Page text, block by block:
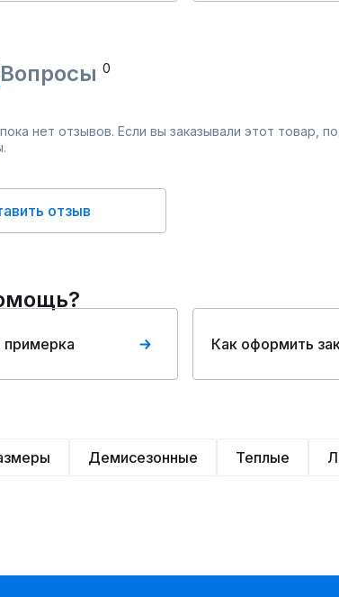
Вопросы 0
нет отзывов. Если вы заказывали этот товар,
отзыв
примерка Как оформить
Демисезонные Теплые